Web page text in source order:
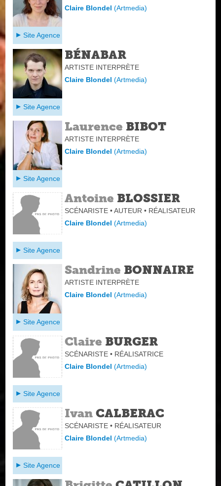
Claire Blondel(Artmedia)
Site Agence
BÉNABAR
ARTISTE INTERPRÈTE
Claire Blondel(Artmedia)
Site Agence
Laurence BIBOT
ARTISTE INTERPRÈTE
Claire Blondel(Artmedia)
Site Agence
Antoine BLOSSIER
SCÉNARISTE • AUTEUR • RÉALISATEUR
Claire Blondel(Artmedia)
Site Agence
Sandrine BONNAIRE
ARTISTE INTERPRÈTE
Claire Blondel(Artmedia)
Site Agence
Claire BURGER
SCÉNARISTE • RÉALISATRICE
Claire Blondel(Artmedia)
Site Agence
Ivan CALBERAC
SCÉNARISTE • RÉALISATEUR
Claire Blondel(Artmedia)
Site Agence